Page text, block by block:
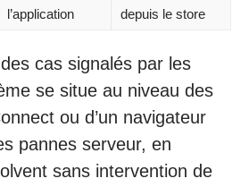
l’application
depuis le store
cas signalés par les
se situe au niveau des
ou d’un navigateur
pannes serveur, en
sans intervention de